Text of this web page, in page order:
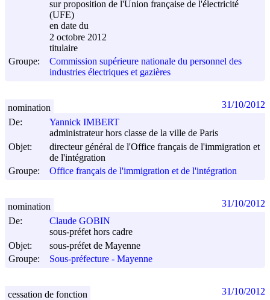
sur proposition de l'Union française de l'électricité
(UFE)
en date du
2 octobre 2012
titulaire
Groupe:
Commission supérieure nationale du personnel des
industries électriques et gazières
De:
Yannick IMBERT
administrateur hors classe de la ville de Paris
Objet:
directeur général de l'Office français de l'immigration et
de l'intégration
Groupe:
Office français de l'immigration et de l'intégration
nomination 31/10/2012
De:
Claude GOBIN
sous-préfet hors cadre
Objet:
sous-préfet de Mayenne
Groupe:
Sous-préfecture - Mayenne
nomination 31/10/2012
cessation de fonction 31/10/2012